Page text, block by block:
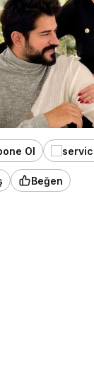
Ol
Beğen